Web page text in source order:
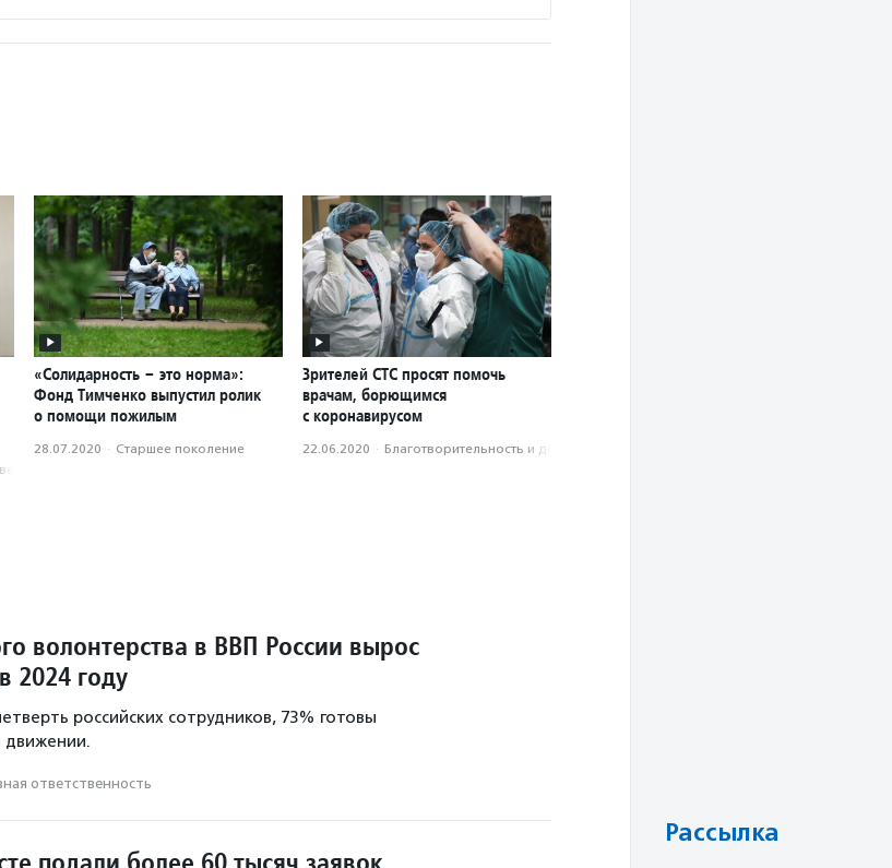
«Солидарность – это норма»:
Фонд Тимченко выпустил ролик
о помощи пожилым
28.07.2020 · Старшее поколение
Зрителей СТС просят помочь
врачам, борющимся
с коронавирусом
22.06.2020 · Благотвори­тель­ность и доброволь­чест­во
волонтерства в ВВП России вырос
2024 году
российских сотрудников, 73% готовы
движении.
ответственность
Рассылка